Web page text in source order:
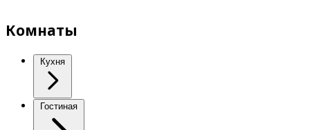
Комнаты
Кухня
Гостиная